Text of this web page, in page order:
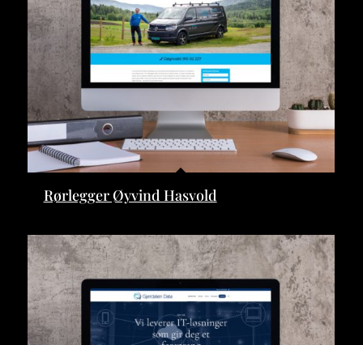
Rørlegger Øyvind Hasvold